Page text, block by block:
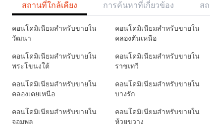
สถานที่ใกล้เคียง การค้นหาที่เกี่ยวข้อง สถานี
คอนโดมิเนียมสำหรับขายใน
วัฒนา
คอนโดมิเนียมสำหรับขายใน
คลองตันเหนือ
คอนโดมิเนียมสำหรับขายใน
พระโขนงใต้
คอนโดมิเนียมสำหรับขายใน
ราชเทวี
คอนโดมิเนียมสำหรับขายใน
คลองเตยเหนือ
คอนโดมิเนียมสำหรับขายใน
บางรัก
คอนโดมิเนียมสำหรับขายใน
จอมพล
คอนโดมิเนียมสำหรับขายใน
ห้วยขวาง